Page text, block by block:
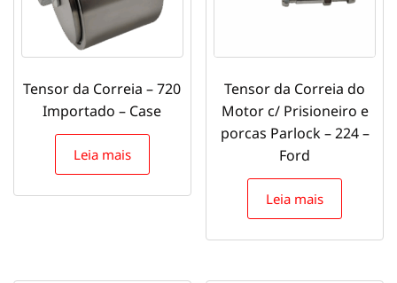
Tensor da Correia – 720
Importado – Case
Leia mais
Tensor da Correia do
Motor c/ Prisioneiro e
porcas Parlock – 224 –
Ford
Leia mais